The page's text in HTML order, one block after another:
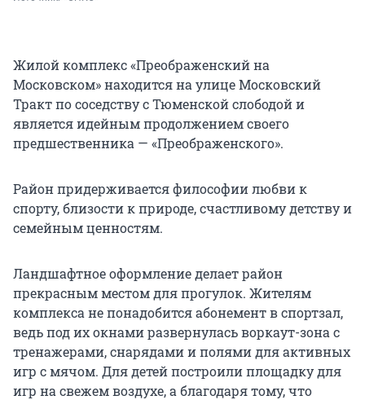
Жилой комплекс «Преображенский на
Московском» находится на улице Московский
Тракт по соседству с Тюменской слободой и
является идейным продолжением своего
предшественника — «Преображенского».
Район придерживается философии любви к
спорту, близости к природе, счастливому детству и
семейным ценностям.
Ландшафтное оформление делает район
прекрасным местом для прогулок. Жителям
комплекса не понадобится абонемент в спортзал,
ведь под их окнами развернулась воркаут-зона с
тренажерами, снарядами и полями для активных
игр с мячом. Для детей построили площадку для
игр на свежем воздухе, а благодаря тому, что